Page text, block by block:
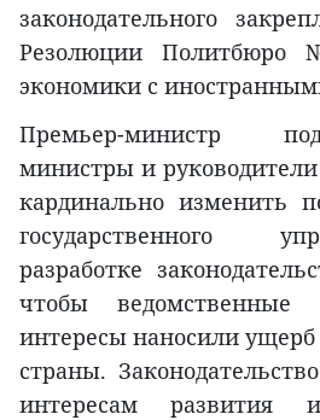
законодательного
Резолюции Политбюро
экономики с
Премьер-министр
министры и
кардинально изменить
государственного
разработке
чтобы ведомственные
интересы наносили
страны.
интересам развития